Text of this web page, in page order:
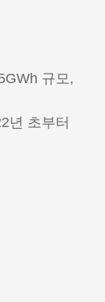
규모,
년 초부터